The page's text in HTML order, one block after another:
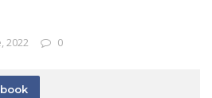
2022 0